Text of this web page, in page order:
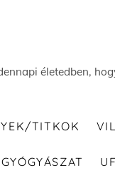
életedben,
TITKOK